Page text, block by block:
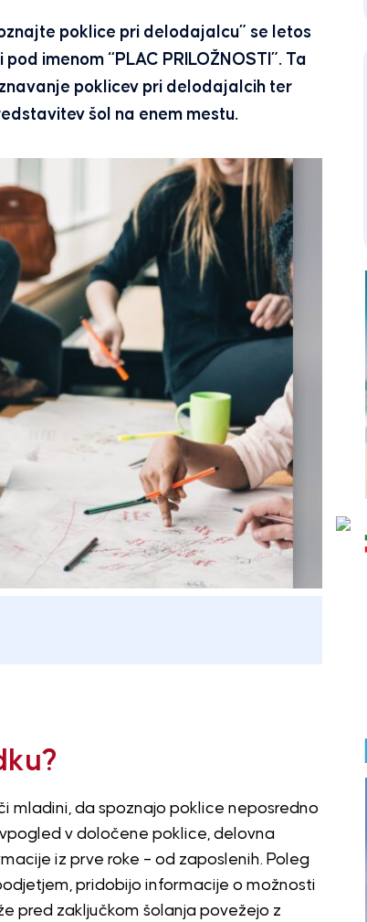
poklice pri delodajalcu” se letos
imenom “PLAC PRILOŽNOSTI”. Ta
poklicev pri delodajalcih ter
šol na enem mestu.
mladini, da spoznajo poklice neposredno
v določene poklice, delovna
iz prve roke – od zaposlenih. Poleg
pridobijo informacije o možnosti
pred zaključkom šolanja povežejo z